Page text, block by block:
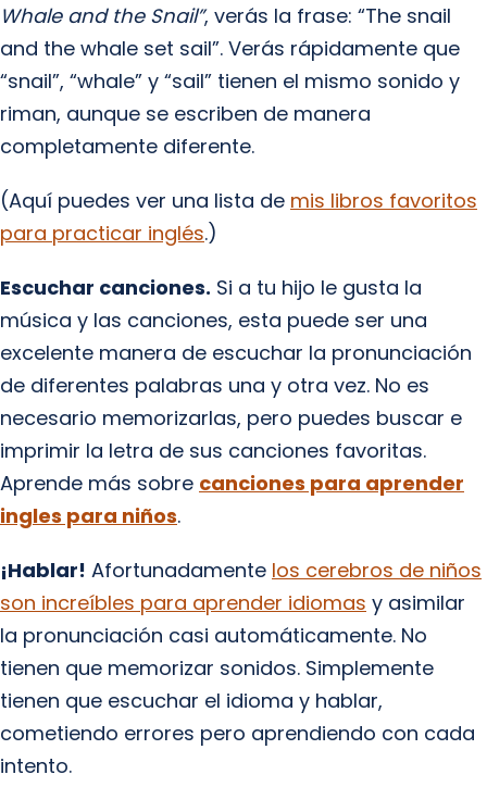
Whale and the Snail”, verás la frase: “The snail
and the whale set sail”. Verás rápidamente que
“snail”, “whale” y “sail” tienen el mismo sonido y
riman, aunque se escriben de manera
completamente diferente.
(Aquí puedes ver una lista de mis libros favoritos
para practicar inglés.)
Escuchar canciones. Si a tu hijo le gusta la
música y las canciones, esta puede ser una
excelente manera de escuchar la pronunciación
de diferentes palabras una y otra vez. No es
necesario memorizarlas, pero puedes buscar e
imprimir la letra de sus canciones favoritas.
Aprende más sobre canciones para aprender
ingles para niños.
¡Hablar! Afortunadamente los cerebros de niños
son increíbles para aprender idiomas y asimilar
la pronunciación casi automáticamente. No
tienen que memorizar sonidos. Simplemente
tienen que escuchar el idioma y hablar,
cometiendo errores pero aprendiendo con cada
intento.